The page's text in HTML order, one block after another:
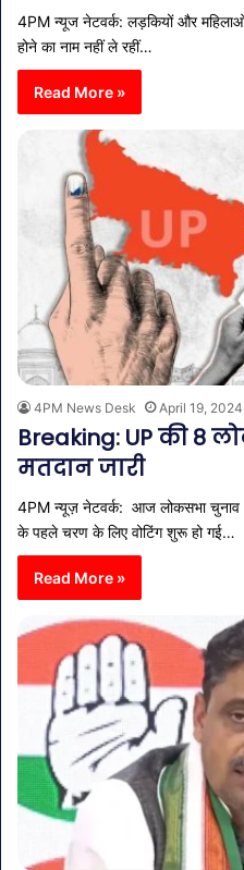
4PM न्यूज नेटवर्क: लड़कियों और
होने का नाम नहीं ले रहीं…
Read More »
4PM News Desk April 19, 2024
Breaking: UP की 8
मतदान जारी
4PM न्यूज़ नेटवर्क: आज लोकसभा
के पहले चरण के लिए वोटिंग शुरू हो गई…
Read More »